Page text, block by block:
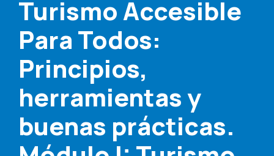
Turismo Accesible
Para Todos:
Principios,
herramientas y
buenas prácticas.